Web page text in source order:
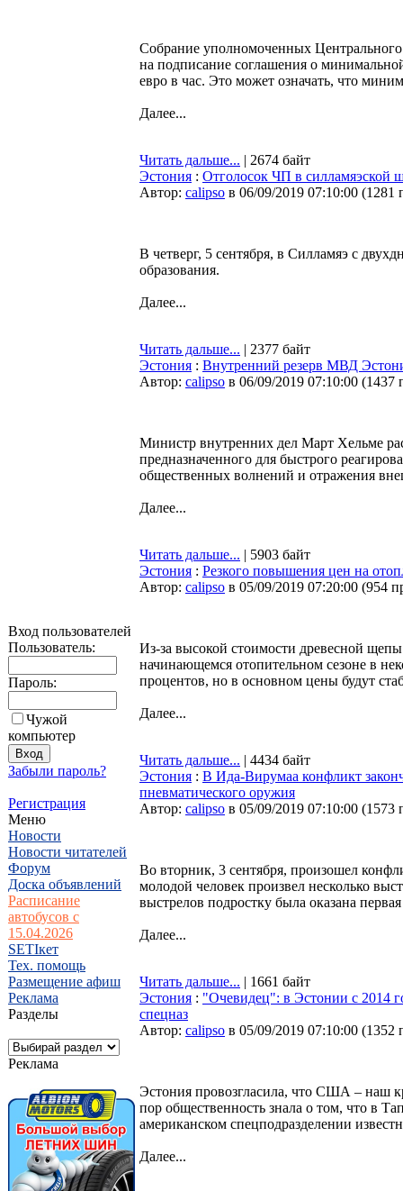
Вход пользователей
Пользователь:
Пароль:
Чужой
компьютер
Забыли пароль?
Регистрация
Меню
Новости
Новости читателей
Форум
Доска объявлений
Расписание
автобусов с
15.04.2026
SETIкет
Тех. помощь
Размещение афиш
Реклама
Разделы
Реклама
Собрание уполномоченных
на подписание соглашения о
евро в час. Это может означать, что
Далее...
Читать дальше... | 2674 байт
Эстония : Отголосок ЧП в силламяэской
Автор: calipso в 06/09/2019 07:10:00 (1281
В четверг, 5 сентября, в Силламяэ с
образования.
Далее...
Читать дальше... | 2377 байт
Эстония : Внутренний резерв МВД
Автор: calipso в 06/09/2019 07:10:00 (1437
Министр внутренних дел Март Хельме
предназначенного для быстрого
общественных волнений и отражения
Далее...
Читать дальше... | 5903 байт
Эстония : Резкого повышения цен на
Автор: calipso в 05/09/2019 07:20:00 (954
Из-за высокой стоимости древесной
начинающемся отопительном сезоне в
процентов, но в основном цены будут
Далее...
Читать дальше... | 4434 байт
Эстония : В Ида-Вирумаа конфликт
пневматического оружия
Автор: calipso в 05/09/2019 07:10:00 (1573
Во вторник, 3 сентября, произошел
молодой человек произвел несколько
выстрелов подростку была оказана
Далее...
Читать дальше... | 1661 байт
Эстония : "Очевидец": в Эстонии с 2014
спецназ
Автор: calipso в 05/09/2019 07:10:00 (1352
Эстония провозгласила, что США – наш
пор общественность знала о том, что в
американском спецподразделении
Далее...